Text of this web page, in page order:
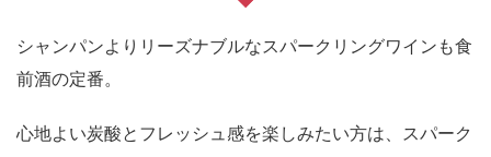
シャンパンよりリーズナブルなスパークリングワインも食
前酒の定番。
心地よい炭酸とフレッシュ感を楽しみたい方は、スパーク